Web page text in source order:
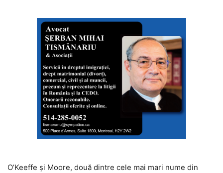
O’Keeffe și Moore, două dintre cele mai mari nume din